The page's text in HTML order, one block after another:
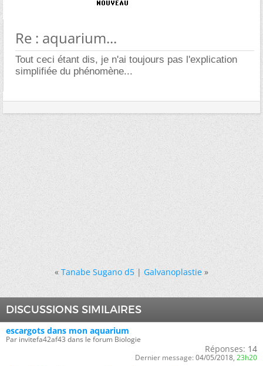
Re : aquarium...
Tout ceci étant dis, je n'ai toujours pas l'explication
simplifiée du phénomène...
« Tanabe Sugano d5|Galvanoplastie »
DISCUSSIONS SIMILAIRES
escargots dans mon aquarium
Par invitefa42af43 dans le forum Biologie
Réponses: 14
Dernier message: 04/05/2018, 23h20